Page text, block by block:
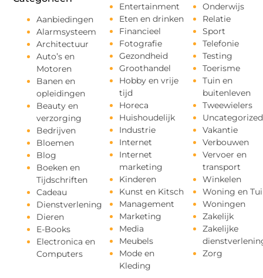
Aanbiedingen
Alarmsysteem
Architectuur
Auto’s en
Motoren
Banen en
opleidingen
Beauty en
verzorging
Bedrijven
Bloemen
Blog
Boeken en
Tijdschriften
Cadeau
Dienstverlening
Dieren
E-Books
Electronica en
Computers
Entertainment
Eten en drinken
Financieel
Fotografie
Gezondheid
Groothandel
Hobby en vrije
tijd
Horeca
Huishoudelijk
Industrie
Internet
Internet
marketing
Kinderen
Kunst en Kitsch
Management
Marketing
Media
Meubels
Mode en
Kleding
Onderwijs
Relatie
Sport
Telefonie
Testing
Toerisme
Tuin en
buitenleven
Tweewielers
Uncategorized
Vakantie
Verbouwen
Vervoer en
transport
Winkelen
Woning en
Woningen
Zakelijk
Zakelijke
Zorg